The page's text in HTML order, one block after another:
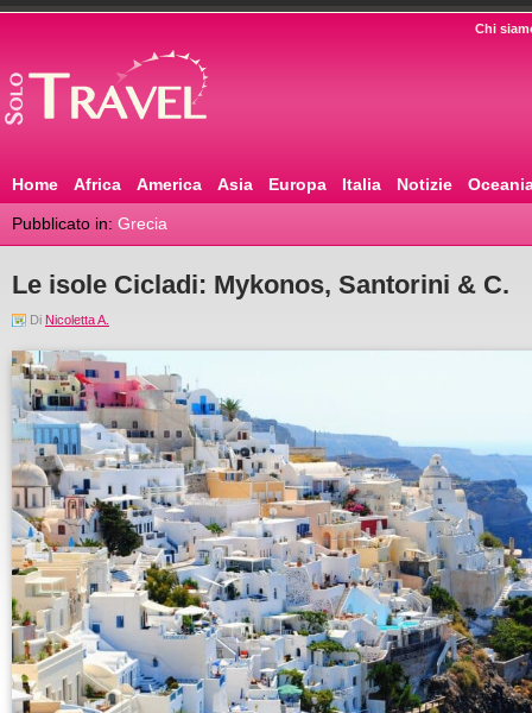
Chi
Home Africa America Asia Europa Italia Notizie
Pubblicato in: Grecia
Le isole Cicladi: Mykonos, Santorini & C.
Di Nicoletta A.